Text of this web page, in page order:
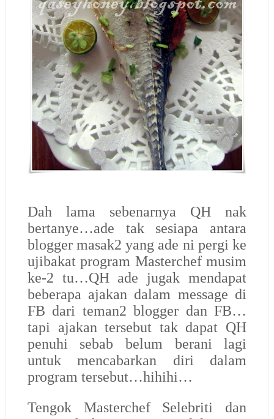
Dah lama sebenarnya QH nak
bertanye…ade tak sesiapa antara
blogger masak2 yang ade ni pergi ke
ujibakat program Masterchef musim
ke-2 tu…QH ade jugak mendapat
beberapa ajakan dalam message di
FB dari teman2 blogger dan FB…
tapi ajakan tersebut tak dapat QH
penuhi sebab belum berani lagi
untuk mencabarkan diri dalam
program tersebut…hihihi…
Tengok Masterchef Selebriti dan